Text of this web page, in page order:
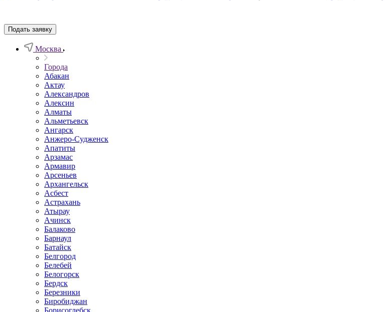
Подать заявку
Москва
Города
Абакан
Актау
Александров
Алексин
Алматы
Альметьевск
Ангарск
Анжеро-Судженск
Апатиты
Арзамас
Армавир
Арсеньев
Архангельск
Асбест
Астрахань
Атырау
Ачинск
Балаково
Барнаул
Батайск
Белгород
Белебей
Белогорск
Бердск
Березники
Биробиджан
Борисоглебск